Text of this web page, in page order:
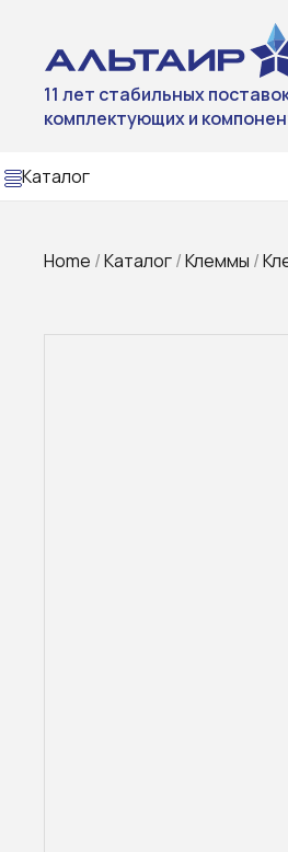
11 лет стабильных
комплектующих и
Каталог
Home /Каталог/Клеммы /